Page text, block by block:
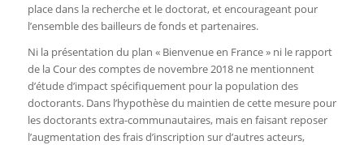
place dans la recherche et le doctorat, et encourageant pour
l’ensemble des bailleurs de fonds et partenaires.
Ni la présentation du plan « Bienvenue en France » ni le rapport
de la Cour des comptes de novembre 2018 ne mentionnent
d’étude d’impact spécifiquement pour la population des
doctorants. Dans l’hypothèse du maintien de cette mesure pour
les doctorants extra-communautaires, mais en faisant reposer
l’augmentation des frais d’inscription sur d’autres acteurs,